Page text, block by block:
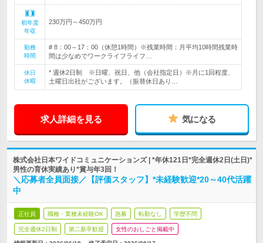
初年度
年収
230万円～450万円
勤務
時間
# 8：00～17：00（休憩1時間）※残業時間：月平均10時間残業時
間は少なめでワークライフライフ…
休日
休暇
* 週休2日制 ※日曜、祝日、他（会社指定日）※月に1回程度、
土曜日出社がございます。（振替休日あり…
求人詳細を見る 気になる
株式会社日本ワイドコミュニケーションズ | *年休121日*完全週休2日(土日)*
男性の育休実績あり*賞与年3回！
＼応募者全員面接／【評価スタッフ】*未経験歓迎*20～40代活躍
中
正社員 職種・業種未経験OK 急募 転勤なし 学歴不問
完全週休2日制 第二新卒歓迎 女性のおしごと掲載中